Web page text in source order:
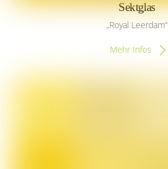
Sektglas
„Royal Leerdam“
Mehr Infos